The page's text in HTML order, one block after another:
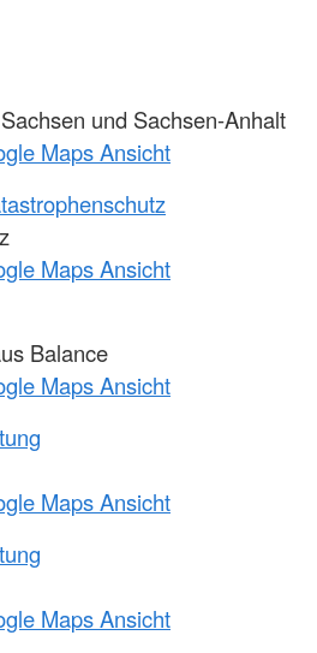
und Sachsen-Anhalt
Maps Ansicht
Maps Ansicht
Balance
Maps Ansicht
Maps Ansicht
Maps Ansicht